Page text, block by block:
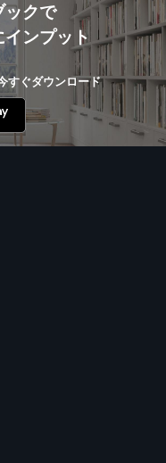
ックで
ンプット
すぐダウンロード